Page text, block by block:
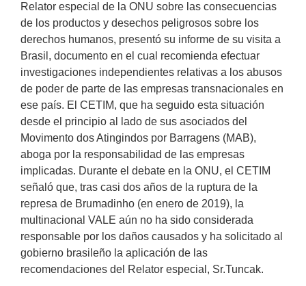
Relator especial de la ONU sobre las consecuencias
de los productos y desechos peligrosos sobre los
derechos humanos, presentó su informe de su visita a
Brasil, documento en el cual recomienda efectuar
investigaciones independientes relativas a los abusos
de poder de parte de las empresas transnacionales en
ese país. El CETIM, que ha seguido esta situación
desde el principio al lado de sus asociados del
Movimento dos Atingindos por Barragens (MAB),
aboga por la responsabilidad de las empresas
implicadas. Durante el debate en la ONU, el CETIM
señaló que, tras casi dos años de la ruptura de la
represa de Brumadinho (en enero de 2019), la
multinacional VALE aún no ha sido considerada
responsable por los daños causados y ha solicitado al
gobierno brasileño la aplicación de las
recomendaciones del Relator especial, Sr.Tuncak.